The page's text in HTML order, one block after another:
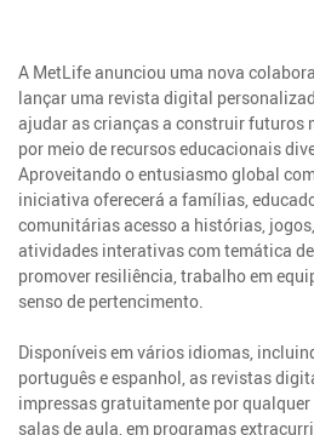
A MetLife anunciou uma nova
lançar uma revista digital
ajudar as crianças a construir futuros
por meio de recursos educacionais
Aproveitando o entusiasmo global
iniciativa oferecerá a famílias,
comunitárias acesso a histórias,
atividades interativas com temática
promover resiliência, trabalho em
senso de pertencimento.
Disponíveis em vários idiomas,
português e espanhol, as revistas
impressas gratuitamente por qualquer
salas de aula, em programas